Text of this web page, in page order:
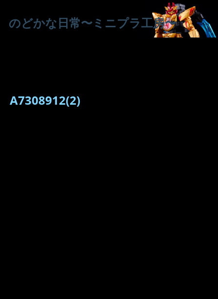
のどかな日常〜ミニプラ工房〜
A7308912(2)